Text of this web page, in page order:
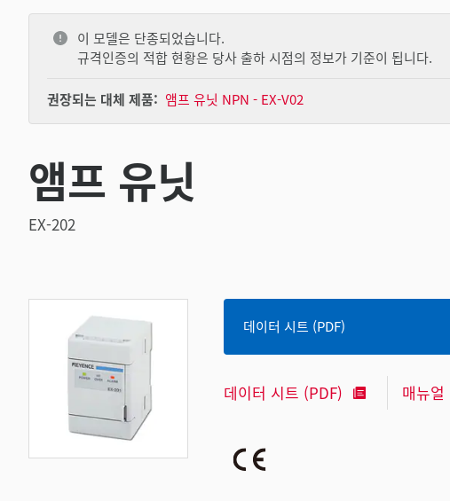
이 모델은 단종되었습니다.
규격인증의 적합 현황은 당사 출하 시점의 정보가 기준이 됩니다.
권장되는 대체 제품: 앰프 유닛 NPN - EX-V02
앰프 유닛
EX-202
데이터 시트 (PDF)
데이터 시트 (PDF) 매뉴얼